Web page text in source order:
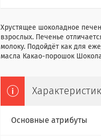
Хрустящее шоколадное
взрослых. Печенье
молоку. Подойдёт как для
масла Какао-порошок
Основные атрибуты